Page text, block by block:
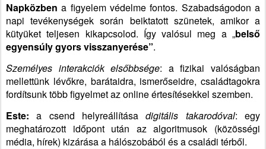
Napközbena figyelem védelme fontos. Szabadságodon a
napi tevékenységek során beiktatott szünetek, amikor a
kütyüket teljesen kikapcsolod. Így valósul meg a „belső
egyensúly gyors visszanyerése”.
Személyes interakciók elsőbbsége: a fizikai valóságban
mellettünk lévőkre, barátaidra, ismerőseidre, családtagokra
fordítsunk több figyelmet az online értesítésekkel szemben.
Este: a csend helyreállításadigitális takarodóval: egy
meghatározott időpont után az algoritmusok (közösségi
média, hírek) kizárása a hálószobából és a családi térből.